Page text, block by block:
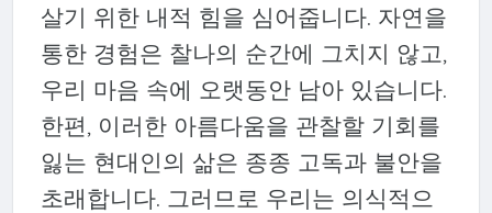
살기 위한 내적 힘을 심어줍니다. 자연을
통한 경험은 찰나의 순간에 그치지 않고,
우리 마음 속에 오랫동안 남아 있습니다.
한편, 이러한 아름다움을 관찰할 기회를
잃는 현대인의 삶은 종종 고독과 불안을
초래합니다. 그러므로 우리는 의식적으